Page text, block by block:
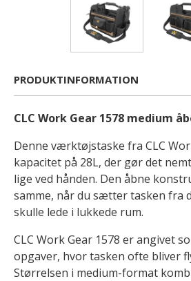
PRODUKTINFORMATION
CLC Work Gear 1578 medium
Denne værktøjstaske fra CLC
kapacitet på 28L, der gør det
lige ved hånden. Den åbne
samme, når du sætter tasken fra
skulle lede i lukkede rum.
CLC Work Gear 1578 er angivet
opgaver, hvor tasken ofte bliver
Størrelsen i medium-format